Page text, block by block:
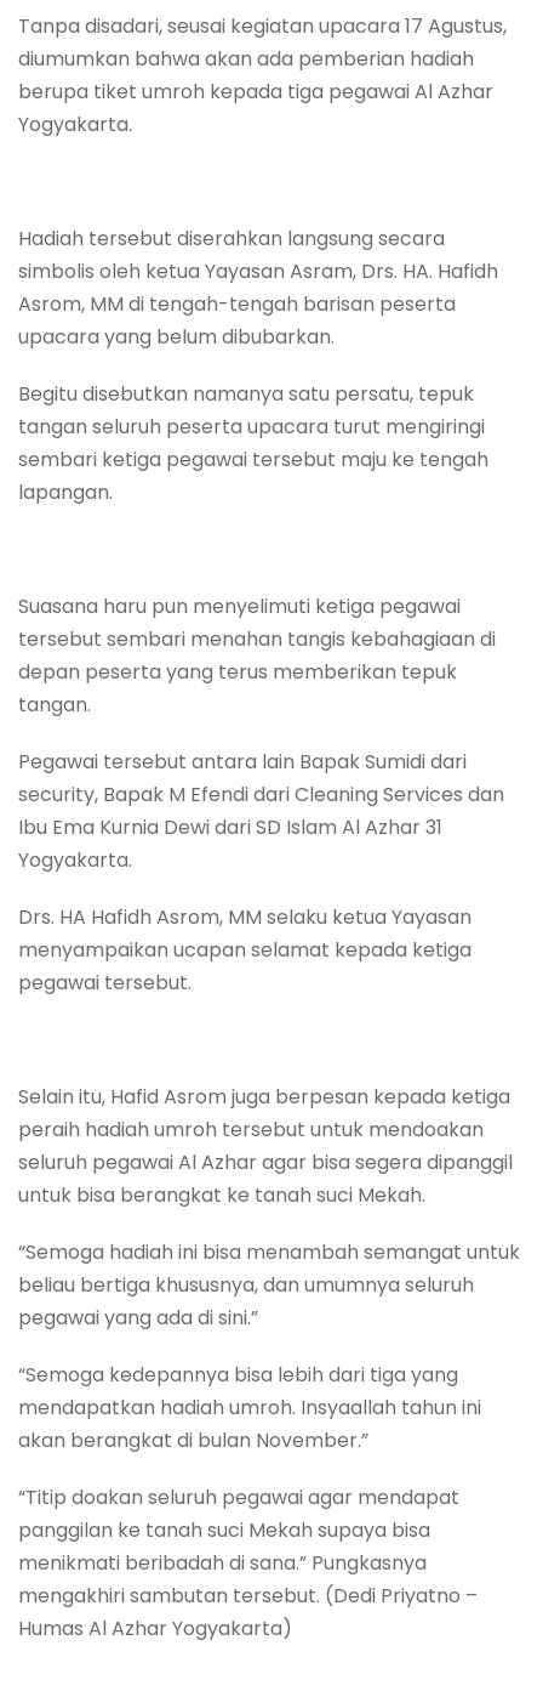
Tanpa disadari, seusai kegiatan upacara 17 Agustus,
diumumkan bahwa akan ada pemberian hadiah
berupa tiket umroh kepada tiga pegawai Al Azhar
Yogyakarta.
Hadiah tersebut diserahkan langsung secara
simbolis oleh ketua Yayasan Asram, Drs. HA. Hafidh
Asrom, MM di tengah-tengah barisan peserta
upacara yang belum dibubarkan.
Begitu disebutkan namanya satu persatu, tepuk
tangan seluruh peserta upacara turut mengiringi
sembari ketiga pegawai tersebut maju ke tengah
lapangan.
Suasana haru pun menyelimuti ketiga pegawai
tersebut sembari menahan tangis kebahagiaan di
depan peserta yang terus memberikan tepuk
tangan.
Pegawai tersebut antara lain Bapak Sumidi dari
security, Bapak M Efendi dari Cleaning Services dan
Ibu Ema Kurnia Dewi dari SD Islam Al Azhar 31
Yogyakarta.
Drs. HA Hafidh Asrom, MM selaku ketua Yayasan
menyampaikan ucapan selamat kepada ketiga
pegawai tersebut.
Selain itu, Hafid Asrom juga berpesan kepada ketiga
peraih hadiah umroh tersebut untuk mendoakan
seluruh pegawai Al Azhar agar bisa segera dipanggil
untuk bisa berangkat ke tanah suci Mekah.
“Semoga hadiah ini bisa menambah semangat untuk
beliau bertiga khususnya, dan umumnya seluruh
pegawai yang ada di sini.”
“Semoga kedepannya bisa lebih dari tiga yang
mendapatkan hadiah umroh. Insyaallah tahun ini
akan berangkat di bulan November.”
“Titip doakan seluruh pegawai agar mendapat
panggilan ke tanah suci Mekah supaya bisa
menikmati beribadah di sana.” Pungkasnya
mengakhiri sambutan tersebut. (Dedi Priyatno –
Humas Al Azhar Yogyakarta)